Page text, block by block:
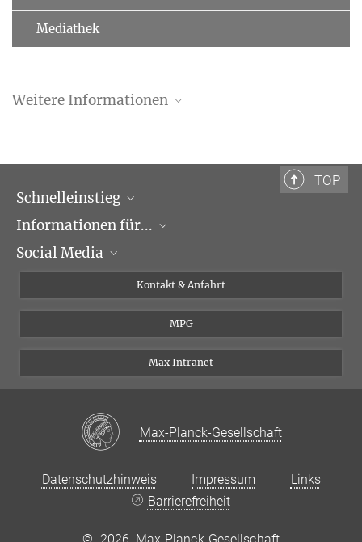
Mediathek
Weitere Informationen
Einladung
TOP
Schnelleinstieg
Forschungsgruppen
Veranstaltungen
Informationen für...
Journalisten
Social Media
Kontakt & Anfahrt
MPG
Max Intranet
Max-Planck-Gesellschaft
Datenschutzhinweis Impressum
Links
Barrierefreiheit
© 2026, Max-Planck-Gesellschaft